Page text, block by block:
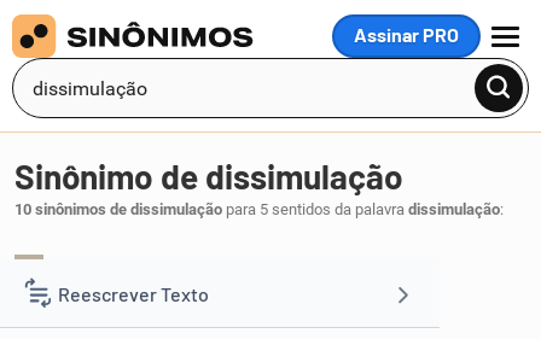
Assinar PRO
MENU
Reescrever Texto
Sinônimo de dissimulação
10 sinônimos de dissimulação para 5 sentidos da palavra dissimulação: